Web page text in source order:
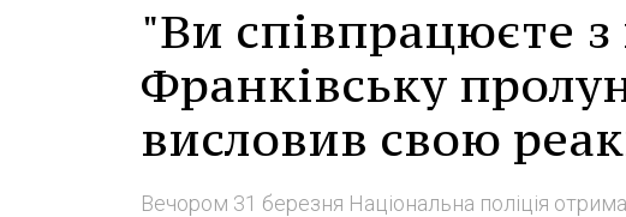
"Ви співпрацюєте
Франківську
висловив свою
Вечором 31 березня Національна поліція